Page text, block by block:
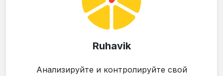
Ruhavik
Анализируйте и контролируйте свой